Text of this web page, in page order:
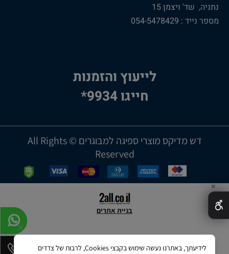
נתניה, שד' ויצמן 15
מספר נייד : 054-5478429
לייעוץ והזמנות
חייגו 9934*
דש מדיקס מוצרי ספיגה למבוגרים © All Rights
Reserved
בניית אתרים
✕
לידיעתך, באתרנו נעשה שימוש בקבצי Cookies, לרבות של צדדים